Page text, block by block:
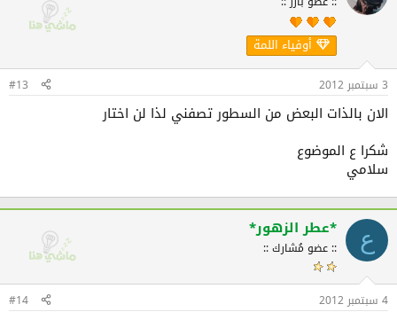
أوفياء اللمة
3 سبتمبر 2012 #13
الان بالذات البعض من السطور تصفني لذا لن اختار
شكرا ع الموضوع
سلامي
ع *عطر الزهور*
:: عضو مُشارك ::
4 سبتمبر 2012 #14